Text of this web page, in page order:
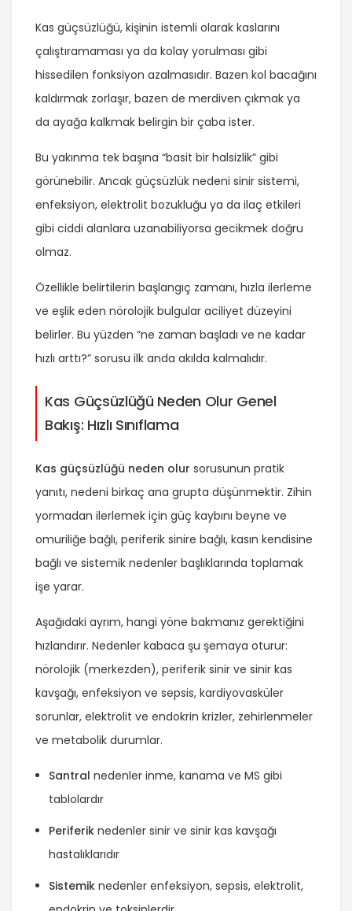
Kas güçsüzlüğü, kişinin istemli olarak kaslarını
çalıştıramaması ya da kolay yorulması gibi
hissedilen fonksiyon azalmasıdır. Bazen kol bacağını
kaldırmak zorlaşır, bazen de merdiven çıkmak ya
da ayağa kalkmak belirgin bir çaba ister.
Bu yakınma tek başına “basit bir halsizlik” gibi
görünebilir. Ancak güçsüzlük nedeni sinir sistemi,
enfeksiyon, elektrolit bozukluğu ya da ilaç etkileri
gibi ciddi alanlara uzanabiliyorsa gecikmek doğru
olmaz.
Özellikle belirtilerin başlangıç zamanı, hızla ilerleme
ve eşlik eden nörolojik bulgular aciliyet düzeyini
belirler. Bu yüzden “ne zaman başladı ve ne kadar
hızlı arttı?” sorusu ilk anda akılda kalmalıdır.
Kas Güçsüzlüğü Neden Olur Genel
Bakış: Hızlı Sınıflama
Kas güçsüzlüğü neden olur sorusunun pratik
yanıtı, nedeni birkaç ana grupta düşünmektir. Zihin
yormadan ilerlemek için güç kaybını beyne ve
omuriliğe bağlı, periferik sinire bağlı, kasın kendisine
bağlı ve sistemik nedenler başlıklarında toplamak
işe yarar.
Aşağıdaki ayrım, hangi yöne bakmanız gerektiğini
hızlandırır. Nedenler kabaca şu şemaya oturur:
nörolojik (merkezden), periferik sinir ve sinir kas
kavşağı, enfeksiyon ve sepsis, kardiyovasküler
sorunlar, elektrolit ve endokrin krizler, zehirlenmeler
ve metabolik durumlar.
Santral nedenler inme, kanama ve MS gibi
tablolardır
Periferik nedenler sinir ve sinir kas kavşağı
hastalıklarıdır
Sistemik nedenler enfeksiyon, sepsis, elektrolit,